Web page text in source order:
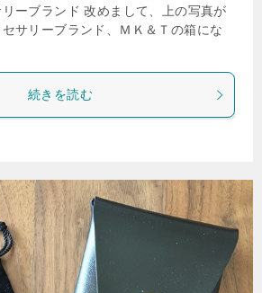
ーブランド 改めまして、上の写真が
サリーブランド、ＭＫ＆Ｔの箱にな
続きを読む